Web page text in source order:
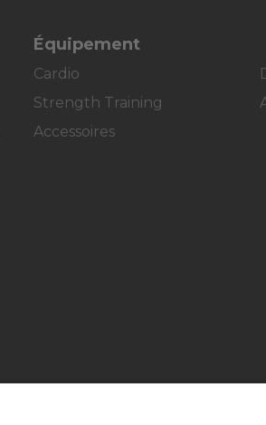
Équipement
Cardio
Strength Training
Accessoires